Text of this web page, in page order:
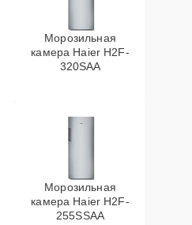
Морозильная
камера Haier H2F-
320SAA
Морозильная
камера Haier H2F-
255SSAA